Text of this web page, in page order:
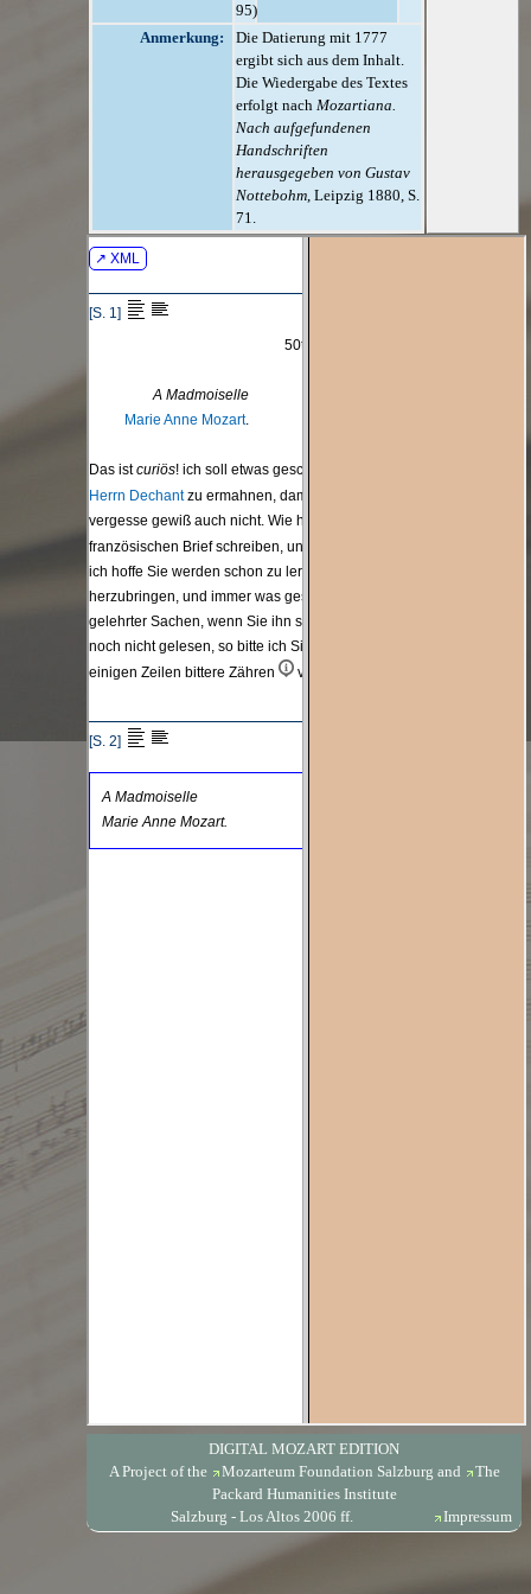
95)
Anmerkung:
Die Datierung mit 1777
ergibt sich aus dem Inhalt.
Die Wiedergabe des Textes
erfolgt nach Mozartiana.
Nach aufgefundenen
Handschriften
herausgegeben von Gustav
Nottebohm, Leipzig 1880, S.
71.
DIGITAL MOZART EDITION
A Project of the
Mozarteum Foundation Salzburg and
The
Packard Humanities Institute
Salzburg - Los Altos 2006 ff.
Impressum